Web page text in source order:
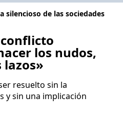
silencioso de las sociedades
los nudos,
lazos»
resuelto sin la
y sin una implicación